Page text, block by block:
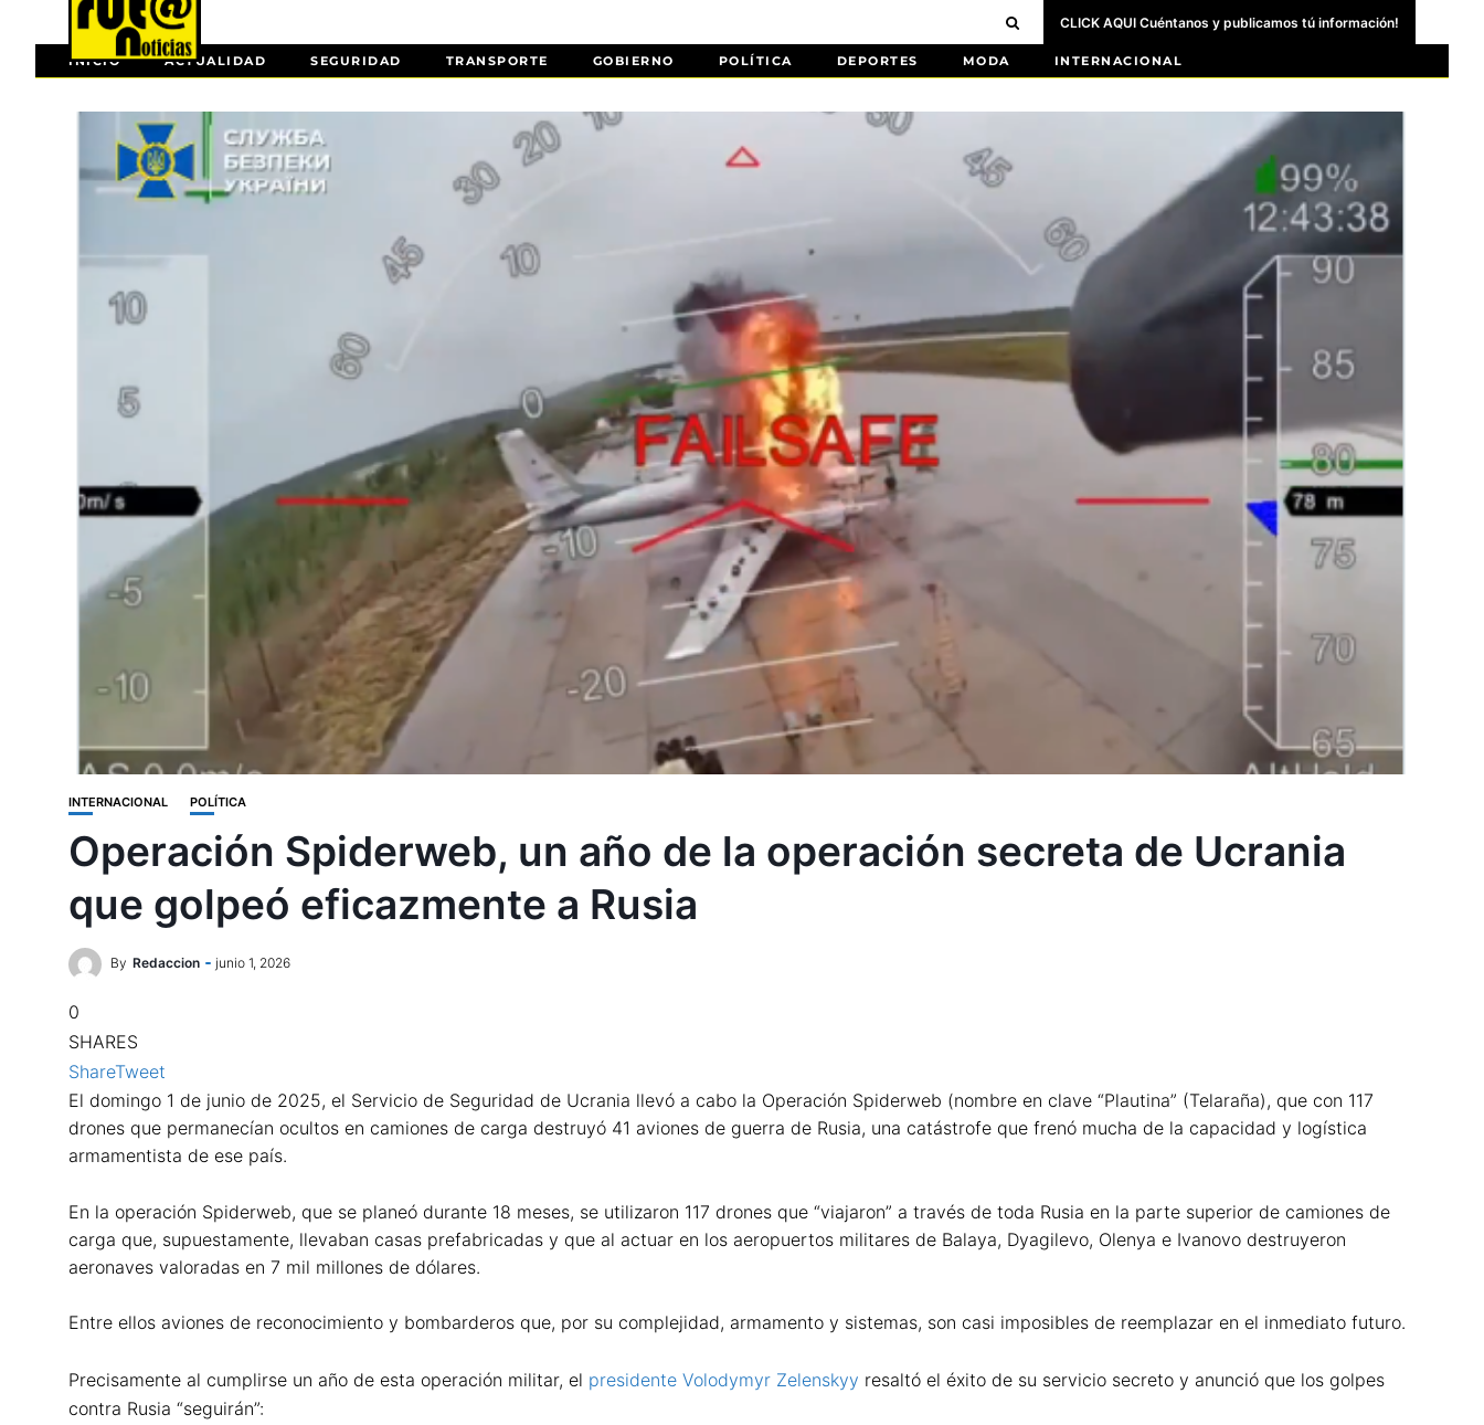
CLICK AQUI Cuéntanos y publicamos tú información!
INICIO ACTUALIDAD SEGURIDAD TRANSPORTE GOBIERNO POLÍTICA DEPORTES MODA INTERNACIONAL
INTERNACIONAL POLÍTICA
Operación Spiderweb, un año de la operación secreta de Ucrania
que golpeó eficazmente a Rusia
By Redaccion junio 1, 2026
0
SHARES
ShareTweet
El domingo 1 de junio de 2025, el Servicio de Seguridad de Ucrania llevó a cabo la Operación Spiderweb (nombre en clave “Plautina” (Telaraña), que con 117
drones que permanecían ocultos en camiones de carga destruyó 41 aviones de guerra de Rusia, una catástrofe que frenó mucha de la capacidad y logística
armamentista de ese país.
En la operación Spiderweb, que se planeó durante 18 meses, se utilizaron 117 drones que “viajaron” a través de toda Rusia en la parte superior de camiones de
carga que, supuestamente, llevaban casas prefabricadas y que al actuar en los aeropuertos militares de Balaya, Dyagilevo, Olenya e Ivanovo destruyeron
aeronaves valoradas en 7 mil millones de dólares.
Entre ellos aviones de reconocimiento y bombarderos que, por su complejidad, armamento y sistemas, son casi imposibles de reemplazar en el inmediato futuro.
Precisamente al cumplirse un año de esta operación militar, el presidente Volodymyr Zelenskyy resaltó el éxito de su servicio secreto y anunció que los golpes
contra Rusia “seguirán”: